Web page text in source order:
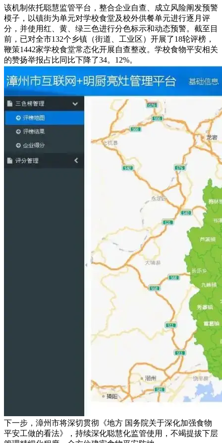
该机制依托聪慧监管平台，整合企业自查、成立风险阐发预警
模子，以镇街为单元对学校食堂及校外供餐单元进行逐月评
分，并使用红、黄、绿三色进行分色标示和动态预警。截至目
前，已对全市132个乡镇（街道、工业区）开展了18轮评榜，
鞭策1442家学校食堂常态化开展自查整改。学校食物平安相关
的赞扬举报占比同比下降了34。12%。
下一步，漳州市将深切贯彻《地方 国务院关于深化加强食物
平安工做的看法》，持续深化聪慧化监管使用，不竭提拔下层